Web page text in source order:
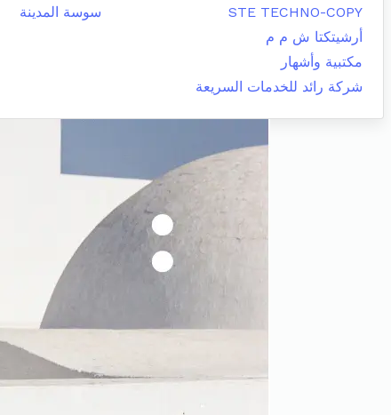
STE TECHNO-COPY
سوسة المدينة
أرشيتكتا ش م م
مكتبية وأشهار
شركة رائد للخدمات السريعة